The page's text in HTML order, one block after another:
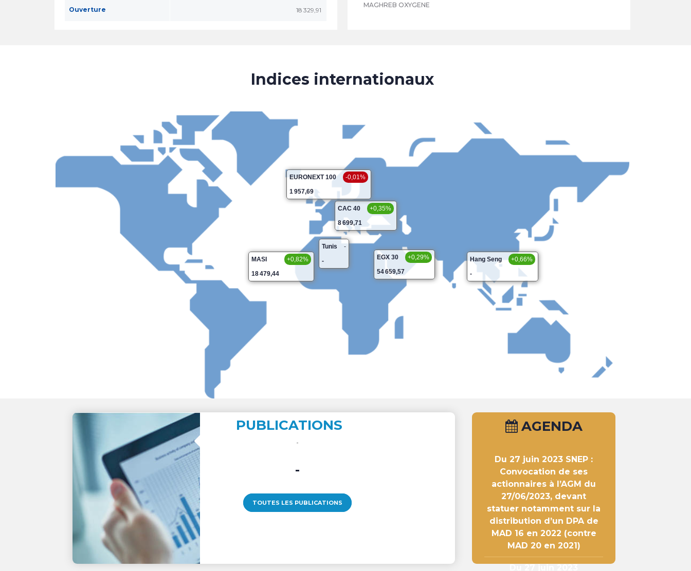
Ouverture 18 329,91
MAGHREB OXYGENE
Indices internationaux
CAC 40
+0,35%
8 699,71
EURONEXT 100
-0,01%
1 957,69
MASI
+0,82%
18 479,44
Hang Seng
+0,66%
-
Tunis
-
-
EGX 30
+0,29%
54 659,57
PUBLICATIONS
-
TOUTES LES PUBLICATIONS
AGENDA
Du 27 juin 2023 SNEP :
Convocation de ses
actionnaires à l’AGM du
27/06/2023, devant
statuer notamment sur la
distribution d’un DPA de
MAD 16 en 2022 (contre
MAD 20 en 2021)